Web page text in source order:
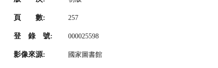
頁 數: 257
登 錄 號: 000025598
影像來源: 國家圖書館